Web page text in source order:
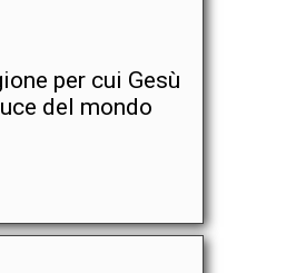
per cui Gesù
del mondo